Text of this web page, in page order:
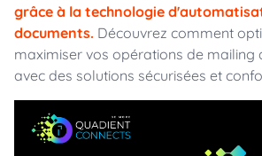
grâce à la technologie
documents. Découvrez comment
maximiser vos opérations de mailing
avec des solutions sécurisées et